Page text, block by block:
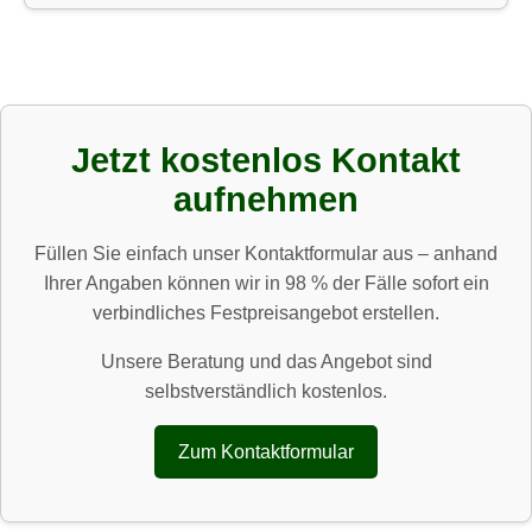
Jetzt kostenlos Kontakt
aufnehmen
Füllen Sie einfach unser Kontaktformular aus – anhand
Ihrer Angaben können wir in 98 % der Fälle sofort ein
verbindliches Festpreisangebot erstellen.
Unsere Beratung und das Angebot sind
selbstverständlich kostenlos.
Zum Kontaktformular